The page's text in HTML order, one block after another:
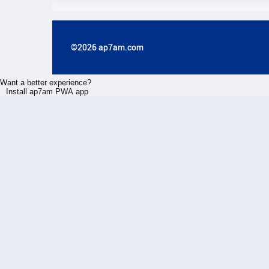
©2026 ap7am.com
Want a better experience?
Install ap7am PWA app